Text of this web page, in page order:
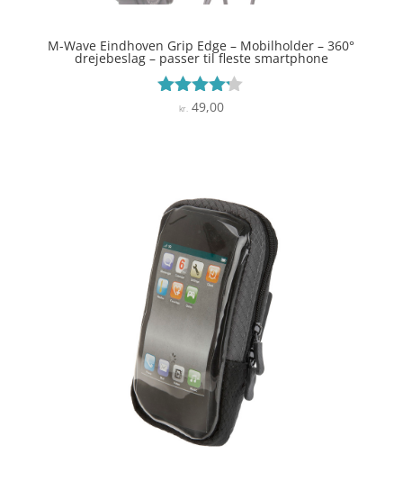
M-Wave Eindhoven Grip Edge – Mobilholder – 360°
drejebeslag – passer til fleste smartphone
Vurderet
kr. 49,00